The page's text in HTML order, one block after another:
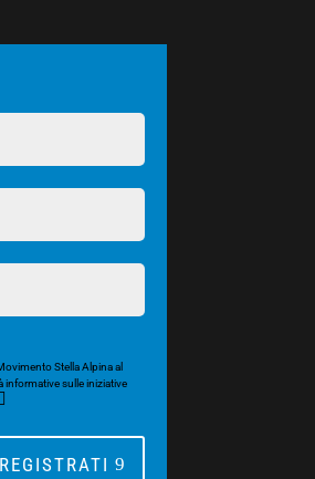
Stella Alpina al
informative sulle iniziative
REGISTRATI